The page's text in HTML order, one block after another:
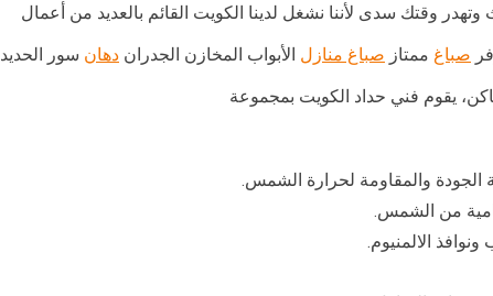
وقتك سدى لأننا نشغل لدينا الكويت القائم بالعديد من أعمال
صباغ ممتاز صباغ منازل الأبواب المخازن الجدران دهان سور الحديد
يقوم فني حداد الكويت بمجموعة
الجودة والمقاومة لحرارة الشمس.
من الشمس.
الالمنيوم.